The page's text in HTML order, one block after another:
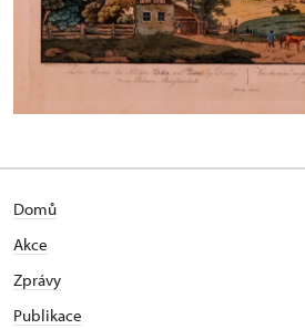
Domů
Akce
Zprávy
Publikace